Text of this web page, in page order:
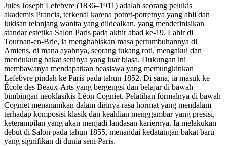
Jules Joseph Lefebvre (1836–1911) adalah seorang pelukis
akademis Prancis, terkenal karena potret-potretnya yang ahli dan
lukisan telanjang wanita yang diidealkan, yang mendefinisikan
standar estetika Salon Paris pada akhir abad ke-19. Lahir di
Tournan-en-Brie, ia menghabiskan masa pertumbuhannya di
Amiens, di mana ayahnya, seorang tukang roti, mengakui dan
mendukung bakat seninya yang luar biasa. Dukungan ini
membawanya mendapatkan beasiswa yang memungkinkan
Lefebvre pindah ke Paris pada tahun 1852. Di sana, ia masuk ke
École des Beaux-Arts yang bergengsi dan belajar di bawah
bimbingan neoklasikis Léon Cogniet. Pelatihan formalnya di bawah
Cogniet menanamkan dalam dirinya rasa hormat yang mendalam
terhadap komposisi klasik dan keahlian menggambar yang presisi,
keterampilan yang akan menjadi landasan kariernya. Ia melakukan
debut di Salon pada tahun 1855, menandai kedatangan bakat baru
yang signifikan di dunia seni Paris.